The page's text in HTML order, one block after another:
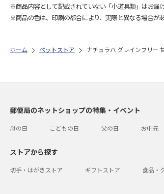
※商品内容として記載されていない「小道具類」はお届
※商品の色は、印刷の都合により、実際と異なる場合があ
ホーム ペットストア ナチュラハ グレインフリー
郵便局のネットショップの特集・イベント
母の日 こどもの日 父の日 お中元
ストアから探す
切手・はがきストア ギフトストア 食品・